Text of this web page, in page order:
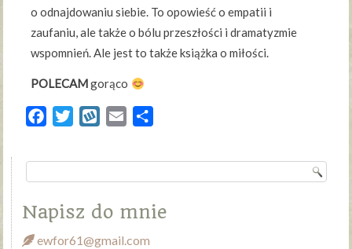
o odnajdowaniu siebie. To opowieść o empatii i
zaufaniu, ale także o bólu przeszłości i dramatyzmie
wspomnień. Ale jest to także książka o miłości.
POLECAMgorąco
FacebookTwitterWykopEmail
Napisz do mnie
ewfor61@gmail.com